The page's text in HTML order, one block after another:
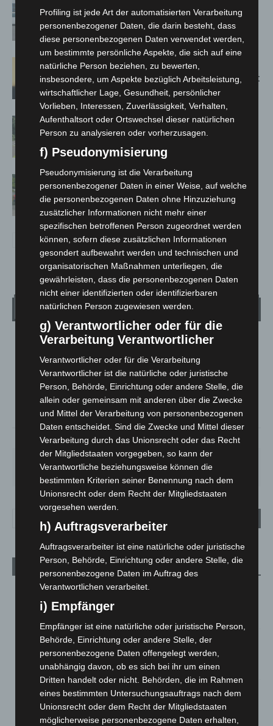
kehren nach Waldbrandeinsatz aus
Spanien zurück
Hannover: Erste Tigermücken-
Population in Niedersachsen entdeckt
Brand im „Haus der Begegnung“ in
Neuwarmbüchen schnell eingedämmt
Region Hannover: 21 neue
Notfallsanitäter starten beim Roten
Kreuz
Wetter
LANGENHAGEN
Klarer Himmel
20.9°C 21.6°
20.5°
51% 1.8m/s 2%
21° 34°
MO.
29° 23°
Aktuelle Beiträge
Kunst trifft Weingenuss: Barbara-Susann Mehring zeigt ihre
Werke im Jacques’ Wein-Depot Isernhagen
A2: Zweite Turbobaustelle startet zwischen Hannover-West
und Bothfeld
8. August 2026
Niedersachsen: Feuerwehrkräfte kehren nach
Waldbrandeinsatz aus Spanien zurück
7. August 2026
Profiling ist jede Art der automatisierten Verarbeitung
personenbezogener Daten, die darin besteht, dass
diese personenbezogenen Daten verwendet werden,
um bestimmte persönliche Aspekte, die sich auf eine
natürliche Person beziehen, zu bewerten,
insbesondere, um Aspekte bezüglich Arbeitsleistung,
wirtschaftlicher Lage, Gesundheit, persönlicher
Vorlieben, Interessen, Zuverlässigkeit, Verhalten,
Aufenthaltsort oder Ortswechsel dieser natürlichen
Person zu analysieren oder vorherzusagen.
f) Pseudonymisierung
Pseudonymisierung ist die Verarbeitung
personenbezogener Daten in einer Weise, auf welche
die personenbezogenen Daten ohne Hinzuziehung
zusätzlicher Informationen nicht mehr einer
spezifischen betroffenen Person zugeordnet werden
können, sofern diese zusätzlichen Informationen
gesondert aufbewahrt werden und technischen und
organisatorischen Maßnahmen unterliegen, die
gewährleisten, dass die personenbezogenen Daten
nicht einer identifizierten oder identifizierbaren
natürlichen Person zugewiesen werden.
g) Verantwortlicher oder für die
Verarbeitung Verantwortlicher
Verantwortlicher oder für die Verarbeitung
Verantwortlicher ist die natürliche oder juristische
Person, Behörde, Einrichtung oder andere Stelle, die
allein oder gemeinsam mit anderen über die Zwecke
und Mittel der Verarbeitung von personenbezogenen
Daten entscheidet. Sind die Zwecke und Mittel dieser
Verarbeitung durch das Unionsrecht oder das Recht
der Mitgliedstaaten vorgegeben, so kann der
Verantwortliche beziehungsweise können die
bestimmten Kriterien seiner Benennung nach dem
Unionsrecht oder dem Recht der Mitgliedstaaten
vorgesehen werden.
h) Auftragsverarbeiter
Auftragsverarbeiter ist eine natürliche oder juristische
Person, Behörde, Einrichtung oder andere Stelle, die
personenbezogene Daten im Auftrag des
Verantwortlichen verarbeitet.
i) Empfänger
Empfänger ist eine natürliche oder juristische Person,
Behörde, Einrichtung oder andere Stelle, der
personenbezogene Daten offengelegt werden,
unabhängig davon, ob es sich bei ihr um einen
Dritten handelt oder nicht. Behörden, die im Rahmen
eines bestimmten Untersuchungsauftrags nach dem
Unionsrecht oder dem Recht der Mitgliedstaaten
möglicherweise personenbezogene Daten erhalten,